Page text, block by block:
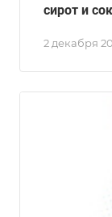
2 декабря
сирот и